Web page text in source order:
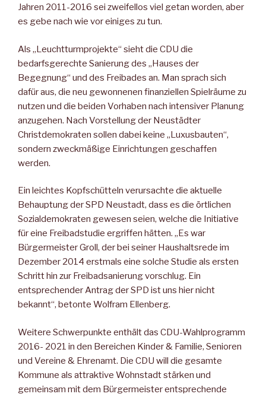
Jahren 2011-2016 sei zweifellos viel getan worden, aber
es gebe nach wie vor einiges zu tun.
Als „Leuchtturmprojekte“ sieht die CDU die
bedarfsgerechte Sanierung des „Hauses der
Begegnung“ und des Freibades an. Man sprach sich
dafür aus, die neu gewonnenen finanziellen Spielräume zu
nutzen und die beiden Vorhaben nach intensiver Planung
anzugehen. Nach Vorstellung der Neustädter
Christdemokraten sollen dabei keine „Luxusbauten“,
sondern zweckmäßige Einrichtungen geschaffen
werden.
Ein leichtes Kopfschütteln verursachte die aktuelle
Behauptung der SPD Neustadt, dass es die örtlichen
Sozialdemokraten gewesen seien, welche die Initiative
für eine Freibadstudie ergriffen hätten. „Es war
Bürgermeister Groll, der bei seiner Haushaltsrede im
Dezember 2014 erstmals eine solche Studie als ersten
Schritt hin zur Freibadsanierung vorschlug. Ein
entsprechender Antrag der SPD ist uns hier nicht
bekannt“, betonte Wolfram Ellenberg.
Weitere Schwerpunkte enthält das CDU-Wahlprogramm
2016- 2021 in den Bereichen Kinder & Familie, Senioren
und Vereine & Ehrenamt. Die CDU will die gesamte
Kommune als attraktive Wohnstadt stärken und
gemeinsam mit dem Bürgermeister entsprechende